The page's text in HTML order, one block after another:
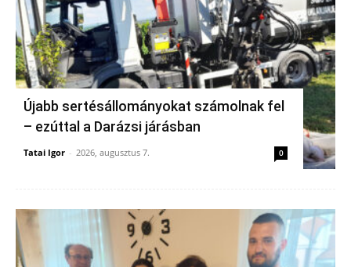
Újabb sertésállományokat számolnak fel
– ezúttal a Darázsi járásban
Tatai Igor - 2026, augusztus 7. 0